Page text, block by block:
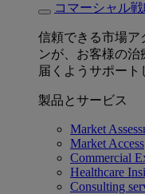
コマーシャル
信頼できる市場ア
ンが、お客様の
届くようサポート
製品とサービス
Market
Market Access
Commercial
Healthcare
Consulting